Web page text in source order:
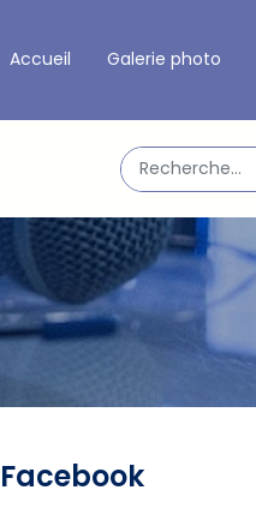
Accueil Galerie photo
Valider
Facebook